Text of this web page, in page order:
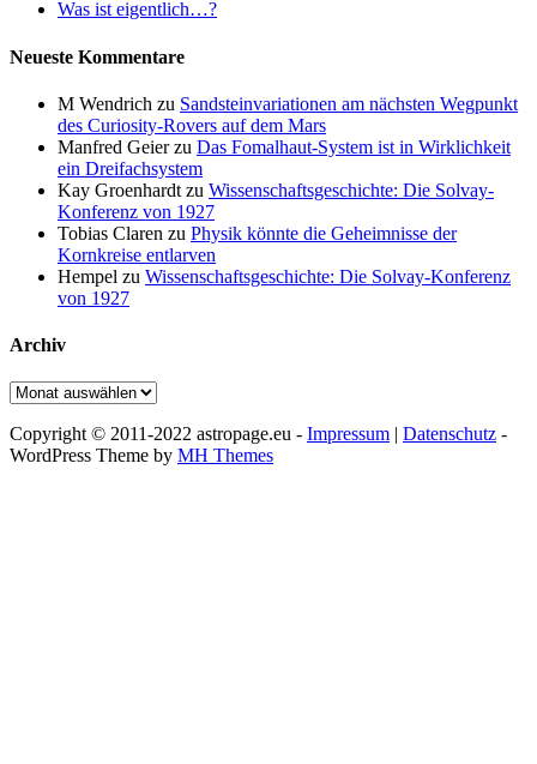
Was ist eigentlich…?
Neueste Kommentare
M Wendrich zu Sandsteinvariationen am nächsten Wegpunkt
des Curiosity-Rovers auf dem Mars
Manfred Geierzu Das Fomalhaut-System ist in Wirklichkeit
ein Dreifachsystem
Kay Groenhardt zu Wissenschaftsgeschichte: Die Solvay-
Konferenz von 1927
Tobias Claren zu Physik könnte die Geheimnisse der
Kornkreise entlarven
Hempel zu Wissenschaftsgeschichte: Die Solvay-Konferenz
von 1927
Archiv
Archiv
Copyright © 2011-2022 astropage.eu - Impressum | Datenschutz -
WordPress Theme by MH Themes